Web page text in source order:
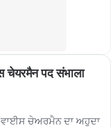
चेयरमैन पद संभाला
ਵਾਈਸ ਚੇਅਰਮੈਨ ਦਾ ਅਹੁਦਾ